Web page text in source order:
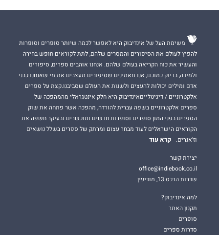
משימת העל של אינדיבוק היא לאפשר לכמה שיותר סופרים וסופרות
להפיץ לעולם את הסיפורים והמסרים שלהם, לתת לקוראים חופש בחירה
והעשיר את כוח הקריאה בעולם שלהם. אנחנו אוהבים ספרים, סיפורים
ולמידה, בדיוק כמוכם, אנו מאמינים שסיפורים מעצבים את מי שאנחנו כבני
אדם ומילים יכולות להעצים ולשנות את העולם שסביבנו.קצת על ספרים
אלקטרוניים / דיגיטלייםאינדיבוק היא חלק אינטגראלי מהמהפכה של
ספרים אלקטרוניים בשפה עברית להורדה, מהפכה אשר פתחה את שוק
הספרים בפני המון סופרים וסופרות חדשים ומוכשרים ובעיקר חשפה את
הקוראים הישראלים לעוד מבחר עצום ומרתק של ספרים בשלל נושאים
וז'אנרים.
קרא עוד
יצירת קשר
office@indiebook.co.il
שדרות הרכס 13, מודיעין
למה אינדיבוק?
תקנון האתר
סופרים
סדרות ספרים